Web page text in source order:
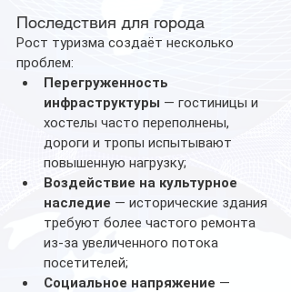
Последствия для города
Рост туризма создаёт несколько
проблем:
Перегруженность
инфраструктуры — гостиницы и
хостелы часто переполнены,
дороги и тропы испытывают
повышенную нагрузку;
Воздействие на культурное
наследие — исторические здания
требуют более частого ремонта
из-за увеличенного потока
посетителей;
Социальное напряжение —